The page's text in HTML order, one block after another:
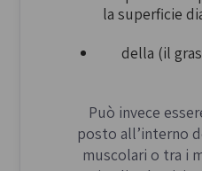
la superficie
della (il
Può invece
posto all’interno
muscolari o tra i